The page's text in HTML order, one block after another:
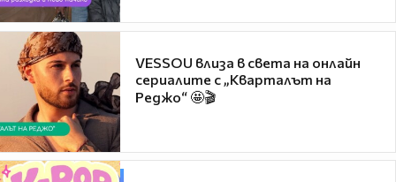
VESSOU влиза в света на онлайн
сериалите с „Кварталът на
Реджо“ 🤩🎬